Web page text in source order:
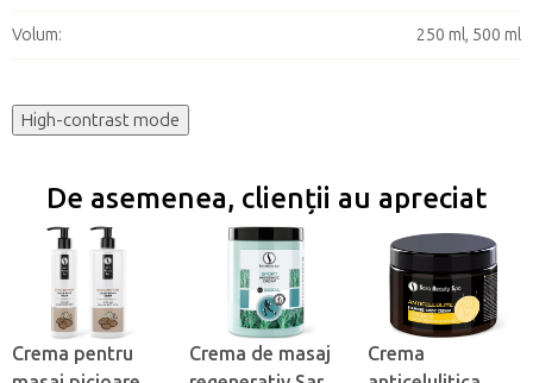
Volum: 250 ml, 500 ml
High-contrast mode
De asemenea, clienții au apreciat
Crema pentru
Crema de masaj
Crema